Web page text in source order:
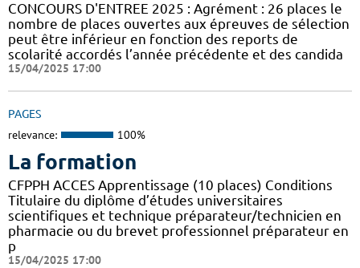
CONCOURS D'ENTREE 2025 : Agrément : 26 places le
nombre de places ouvertes aux épreuves de sélection
peut être inférieur en fonction des reports de
scolarité accordés l’année précédente et des candida
15/04/2025 17:00
PAGES
relevance: 100%
La formation
CFPPH ACCES Apprentissage (10 places) Conditions
Titulaire du diplôme d’études universitaires
scientifiques et technique préparateur/technicien en
pharmacie ou du brevet professionnel préparateur en
p
15/04/2025 17:00